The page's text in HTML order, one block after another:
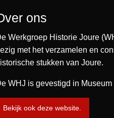
ons
Werkgroep Historie Joure
met het verzamelen en
stukken van Joure.
WHJ is gevestigd in Museum
Bekijk ook deze website.